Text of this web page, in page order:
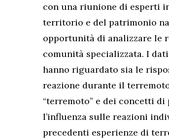
con una riunione di esperti
territorio e del patrimonio
opportunità di analizzare le
comunità specializzata. I
hanno riguardato sia le
reazione durante il
“terremoto” e dei concetti
l’influenza sulle reazioni
precedenti esperienze di